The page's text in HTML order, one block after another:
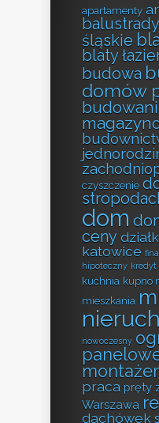
apartamenty
śląskie
blaty
budowa
domów
czyszczenie
dom
ceny
katowice
hipoteczny
kuchnia kupno
mieszkania
nowoczesny
praca pręty
Warszawa
dachówek